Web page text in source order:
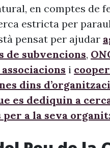
en comptes de
estricta per
pensat per ajudar
de subvencions,
i
dins
es dediquin a
per a la seva